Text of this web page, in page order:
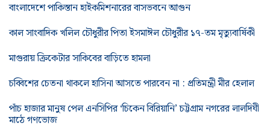
বাংলাদেশে পাকিস্তান হাইকমিশনারের বাসভবনে আগুন
কাল সাংবাদিক খলিল চৌধুরীর পিতা ইসমাঈল চৌধুরীর ১৭-তম মৃত্যুবার্ষিকী
মাগুরায় ক্রিকেটার সাকিবের বাড়িতে হামলা
চব্বিশের চেতনা থাকলে হাসিনা আসতে পারবেন না : প্রতিমন্ত্রী মীর হেলাল
পাঁচ হাজার মানুষ পেল এনসিপির ‘চিকেন বিরিয়ানি’ চট্টগ্রাম নগরের লালদিঘী
মাঠে গণভোজ